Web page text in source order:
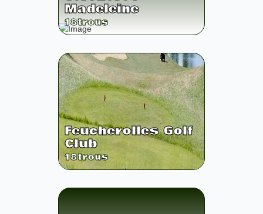
Madeleine
18trous
Feucherolles Golf
Club
18trous